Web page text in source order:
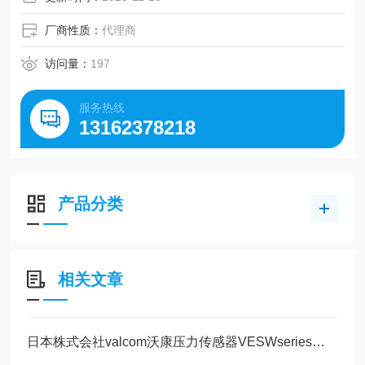
使用，电池更换操作简单
溯源性文件可以选配
厂商性质：代理商
访问量： 197
服务热线
13162378218
产品分类
相关文章
日本株式会社valcom沃康压力传感器VESWseries液压、空压、半导体、洁净室